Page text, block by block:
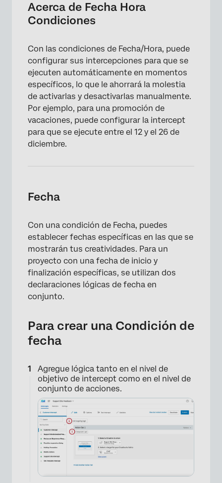
Acerca de Fecha Hora
Condiciones
Con las condiciones de Fecha/Hora, puede
configurar sus intercepciones para que se
ejecuten automáticamente en momentos
específicos, lo que le ahorrará la molestia
de activarlas y desactivarlas manualmente.
Por ejemplo, para una promoción de
vacaciones, puede configurar la intercept
para que se ejecute entre el 12 y el 26 de
diciembre.
Fecha
Con una condición de Fecha, puedes
establecer fechas específicas en las que se
mostrarán tus creatividades. Para un
proyecto con una fecha de inicio y
finalización específicas, se utilizan dos
declaraciones lógicas de fecha en
conjunto.
Para crear una Condición de
fecha
Agregue lógica tanto en el nivel de
objetivo de intercept como en el nivel de
conjunto de acciones.